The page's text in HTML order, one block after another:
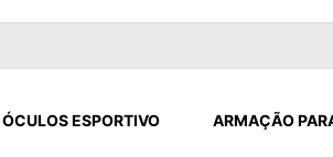
ÓCULOS ESPORTIVO ARMAÇÃO